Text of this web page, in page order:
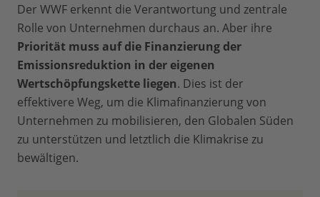
Der WWF erkennt die Verantwortung und zentrale
Rolle von Unternehmen durchaus an. Aber ihre
Priorität muss auf die Finanzierung der
Emissionsreduktion in der eigenen
Wertschöpfungskette liegen. Dies ist der
effektivere Weg, um die Klimafinanzierung von
Unternehmen zu mobilisieren, den Globalen Süden
zu unterstützen und letztlich die Klimakrise zu
bewältigen.